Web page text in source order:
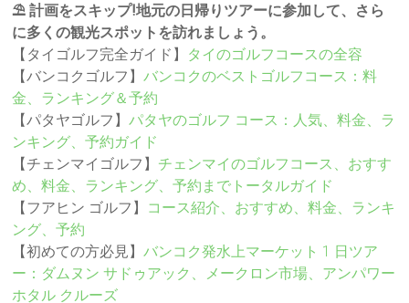
⛱️ 計画をスキップ!地元の日帰りツアーに参加して、さら
に多くの観光スポットを訪れましょう。
【タイゴルフ完全ガイド】 タイのゴルフコースの全容
【バンコクゴルフ】バンコクのベストゴルフコース：料
金、ランキング＆予約
【パタヤゴルフ】パタヤのゴルフ コース：人気、料金、ラ
ンキング、予約ガイド
【チェンマイゴルフ】 チェンマイのゴルフコース、おすす
め、料金、ランキング、予約までトータルガイド
【フアヒン ゴルフ】 コース紹介、おすすめ、料金、ランキ
ング、予約
【初めての方必見】バンコク発水上マーケット 1 日ツア
ー：ダムヌン サドゥアック、メークロン市場、アンパワー
ホタル クルーズ